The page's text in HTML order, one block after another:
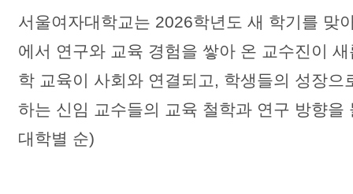
서울여자대학교는 2026학년도 새 학기를 맞
에서 연구와 교육 경험을 쌓아 온 교수진이
학 교육이 사회와 연결되고, 학생들의 성장으
하는 신임 교수들의 교육 철학과 연구 방향을
대학별 순)